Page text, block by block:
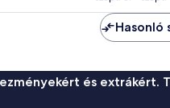
Hasonló
és extrákért.